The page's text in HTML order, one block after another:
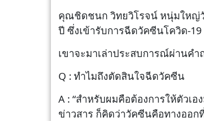
คุณชิดชนก วิทยวิโรจน์ หนุ่มใหญ่วั
ปี ซึ่งเข้ารับการฉีดวัคซีนโควิด-
เขาจะมาเล่าประสบการณ์ผ่านคำ
Q : ทำไมถึงตัดสินใจฉีดวัคซีน
A : “สำหรับผมคือต้องการให้ตัวเ
ข่าวสาร ก็คิดว่าวัคซีนคือทางออ